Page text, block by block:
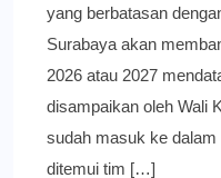
yang berbatasan
Surabaya akan
2026 atau 2027
disampaikan oleh Wali
sudah masuk ke
ditemui tim […]